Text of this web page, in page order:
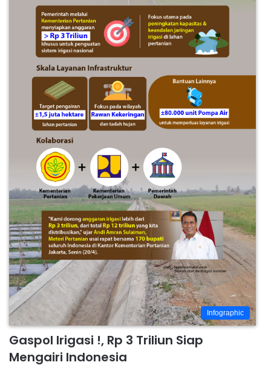
Infographic
Gaspol Irigasi !, Rp 3 Triliun Siap
Mengairi Indonesia